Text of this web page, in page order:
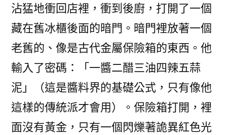
沾猛地衝回店裡，衝到後廚，打開了一個
藏在舊冰櫃後面的暗門。暗門裡放著一個
老舊的、像是古代金屬保險箱的東西。他
輸入了密碼：「一醬二醋三油四辣五蒜
泥」（這是醬料界的基礎公式，只有像他
這樣的傳統派才會用）。保險箱打開，裡
面沒有黃金，只有一個閃爍著詭異紅色光